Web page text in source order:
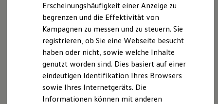
Marke und Erlebnis
Volkswagen R und R Experience
R-Modelle
R Experience
Driving Experience
Volkswagen entdecken
Werkbesichtigung
Lifestyle Shop
T-Roc Kollektion
Golf Kollektion
Disclaimer von Volkswagen AG
Die in dieser Darstellung gezeigten Fahrzeuge und
Ausstattungen können in einzelnen Details vom aktuellen
deutschen Lieferprogramm abweichen. Abgebildet sind
teilweise Sonderausstattungen der Fahrzeuge gegen
Mehrpreis.
Bitte beachten Sie auch unseren Konfigurator für eine
Übersicht der aktuell verfügbaren Modelle und Ausstattungen.
Die angegebenen Verbrauchs- und Emissionswerte beziehen
Erscheinungshäufigkeit einer Anzeige zu
begrenzen und die Effektivität von
Kampagnen zu messen und zu steuern. Sie
registrieren, ob Sie eine Webseite besucht
haben oder nicht, sowie welche Inhalte
genutzt worden sind. Dies basiert auf einer
eindeutigen Identifikation Ihres Browsers
sowie Ihres Internetgeräts. Die
Informationen können mit anderen